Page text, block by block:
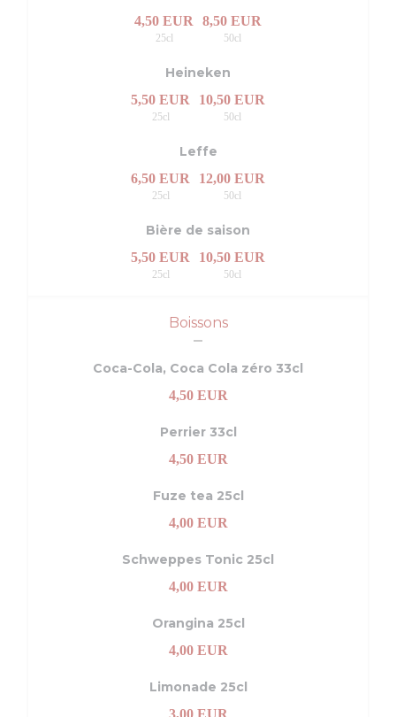
4,50 EUR
25cl
8,50 EUR
50cl
Heineken
5,50 EUR
25cl
10,50 EUR
50cl
Leffe
6,50 EUR
25cl
12,00 EUR
50cl
Bière de saison
5,50 EUR
25cl
10,50 EUR
50cl
Boissons
Coca-Cola, Coca Cola zéro 33cl
4,50 EUR
Perrier 33cl
4,50 EUR
Fuze tea 25cl
4,00 EUR
Schweppes Tonic 25cl
4,00 EUR
Orangina 25cl
4,00 EUR
Limonade 25cl
3,00 EUR